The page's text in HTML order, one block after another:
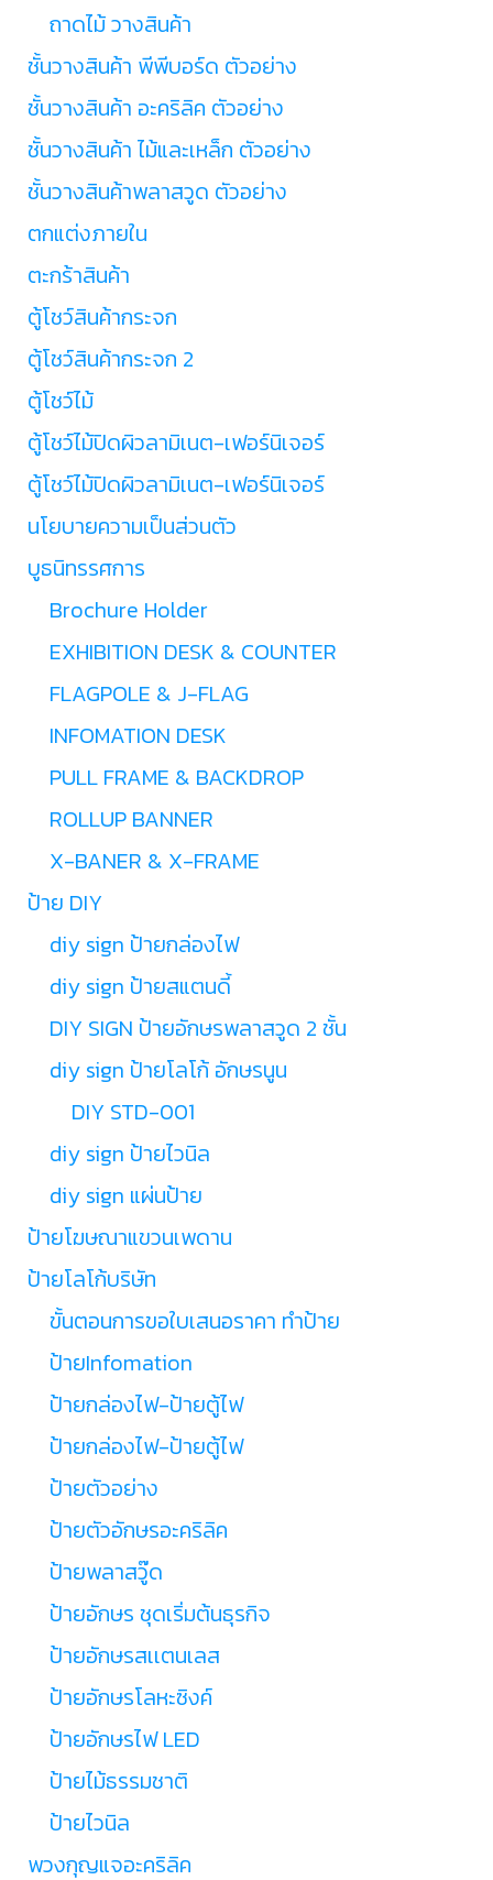
ถาดไม้ วางสินค้า
ชั้นวางสินค้า พีพีบอร์ด ตัวอย่าง
ชั้นวางสินค้า อะคริลิค ตัวอย่าง
ชั้นวางสินค้า ไม้และเหล็ก ตัวอย่าง
ชั้นวางสินค้าพลาสวูด ตัวอย่าง
ตกแต่งภายใน
ตะกร้าสินค้า
ตู้โชว์สินค้ากระจก
ตู้โชว์สินค้ากระจก 2
ตู้โชว์ไม้
ตู้โชว์ไม้ปิดผิวลามิเนต-เฟอร์นิเจอร์
ตู้โชว์ไม้ปิดผิวลามิเนต-เฟอร์นิเจอร์
นโยบายความเป็นส่วนตัว
บูธนิทรรศการ
Brochure Holder
EXHIBITION DESK & COUNTER
FLAGPOLE & J-FLAG
INFOMATION DESK
PULL FRAME & BACKDROP
ROLLUP BANNER
X-BANER & X-FRAME
ป้าย DIY
diy sign ป้ายกล่องไฟ
diy sign ป้ายสแตนดี้
DIY SIGN ป้ายอักษรพลาสวูด 2 ชั้น
diy sign ป้ายโลโก้ อักษรนูน
DIY STD-001
diy sign ป้ายไวนิล
diy sign แผ่นป้าย
ป้ายโฆษณาแขวนเพดาน
ป้ายโลโก้บริษัท
ขั้นตอนการขอใบเสนอราคา ทำป้าย
ป้ายInfomation
ป้ายกล่องไฟ-ป้ายตู้ไฟ
ป้ายกล่องไฟ-ป้ายตู้ไฟ
ป้ายตัวอย่าง
ป้ายตัวอักษรอะคริลิค
ป้ายพลาสวู๊ด
ป้ายอักษร ชุดเริ่มต้นธุรกิจ
ป้ายอักษรสเเตนเลส
ป้ายอักษรโลหะซิงค์
ป้ายอักษรไฟ LED
ป้ายไม้ธรรมชาติ
ป้ายไวนิล
พวงกุญแจอะคริลิค